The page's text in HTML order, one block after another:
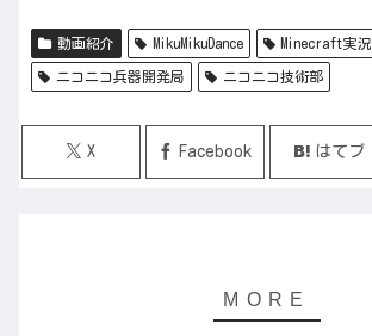
動画紹介 MikuMikuDance Minecraft実況
ニコニコ兵器開発局 ニコニコ技術部
X Facebook はてブ